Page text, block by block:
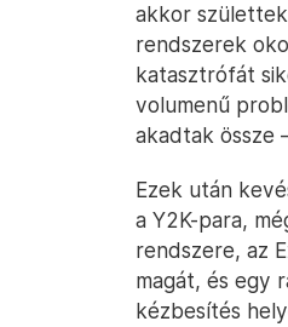
akkor
rendszerek
katasztrófát
volumenű
akadtak össze
Ezek után
a Y2K-para,
rendszere, az
magát, és egy
kézbesítés